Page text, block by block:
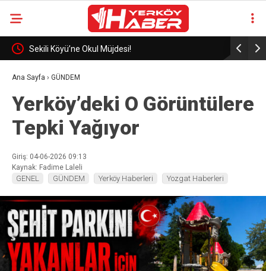
Sekili Köyü’ne Okul Müjdesi! 29 Yıllık
Ana Sayfa › GÜNDEM
Yerköy’deki O Görüntülere
Tepki Yağıyor
Giriş: 04-06-2026 09:13
Kaynak: Fadime Laleli
GENEL GÜNDEM Yerköy Haberleri Yozgat Haberleri